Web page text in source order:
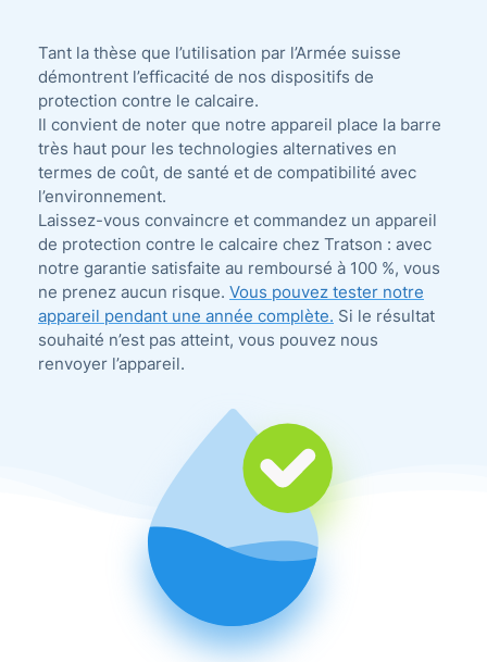
Tant la thèse que l’utilisation par l’Armée suisse
démontrent l’efficacité de nos dispositifs de
protection contre le calcaire.
Il convient de noter que notre appareil place la barre
très haut pour les technologies alternatives en
termes de coût, de santé et de compatibilité avec
l’environnement.
Laissez-vous convaincre et commandez un appareil
de protection contre le calcaire chez Tratson : avec
notre garantie satisfaite au remboursé à 100 %, vous
ne prenez aucun risque. Vous pouvez tester notre
appareil pendant une année complète. Si le résultat
souhaité n’est pas atteint, vous pouvez nous
renvoyer l’appareil.